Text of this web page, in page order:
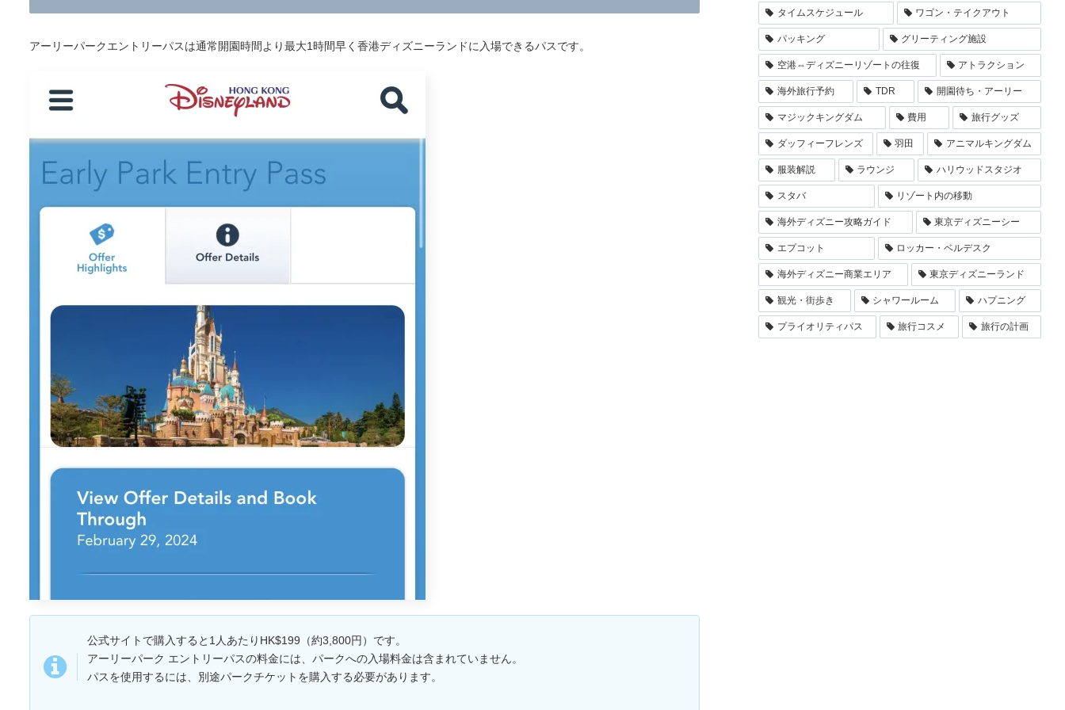
アーリーパークエントリーパスは通常開園時間より最大1時間早く香港ディズニーランドに入場できるパスです。
公式サイトで購入すると1人あたりHK$199（約3,800円）です。
アーリーパーク エントリーパスの料金には、パークへの入場料金は含まれていません。
パスを使用するには、別途パークチケットを購入する必要があります。
タイムスケジュール ワゴン・テイクアウト
パッキング グリーティング施設
空港⇔ディズニーリゾートの往復 アトラクション
海外旅行予約 TDR 開園待ち・アーリー
マジックキングダム 費用 旅行グッズ
ダッフィーフレンズ 羽田 アニマルキングダム
服装解説 ラウンジ ハリウッドスタジオ
スタバ リゾート内の移動
海外ディズニー攻略ガイド 東京ディズニーシー
エプコット ロッカー・ベルデスク
海外ディズニー商業エリア 東京ディズニーランド
観光・街歩き シャワールーム ハプニング
プライオリティパス 旅行コスメ 旅行の計画